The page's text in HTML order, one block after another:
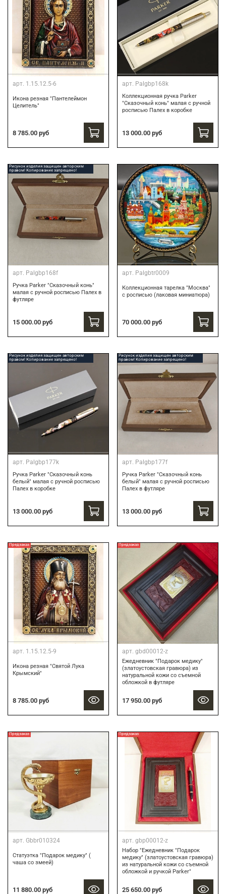
арт. 1.15.12.5-6
Икона резная "Пантелеймон
Целитель"
8 785.00 руб
арт. Palgbp168k
Коллекционная ручка Parker
"Сказочный конь" малая с ручной
росписью Палех в коробке
13 000.00 руб
Рисунок изделия защищен авторским
правом! Копирование запрещено!
арт. Palgbp168f
Ручка Parker "Сказочный конь"
малая с ручной росписью Палех в
футляре
15 000.00 руб
арт. Palgbtr0009
Коллекционная тарелка "Москва"
с росписью (лаковая миниатюра)
70 000.00 руб
Рисунок изделия защищен авторским
правом! Копирование запрещено!
арт. Palgbp177k
Ручка Parker "Сказочный конь
белый" малая с ручной росписью
Палех в коробке
13 000.00 руб
Рисунок изделия защищен авторским
правом! Копирование запрещено!
арт. Palgbp177f
Ручка Parker "Сказочный конь
белый" малая с ручной росписью
Палех в футляре
13 000.00 руб
Предзаказ
арт. 1.15.12.5-9
Икона резная "Святой Лука
Крымский"
8 785.00 руб
Предзаказ
арт. gbd00012-z
Ежедневник "Подарок медику"
(златоустовская гравюра) из
натуральной кожи со съемной
обложкой в футляре
17 950.00 руб
Предзаказ
арт. Gbbr010324
Статуэтка "Подарок медику" (
чаша со змеей)
11 880.00 руб
Предзаказ
арт. gbp00012-z
Набор "Ежедневник "Подарок
медику" (златоустовская гравюра)
из натуральной кожи со съемной
обложкой и ручкой Parker"
25 650.00 руб